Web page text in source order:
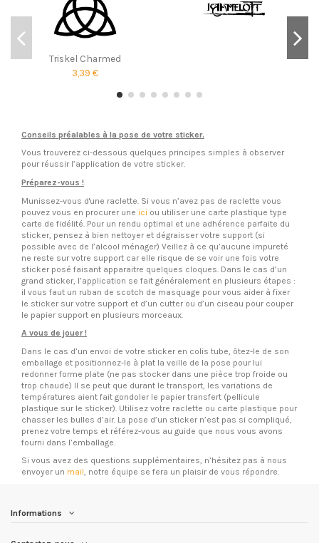
Triskel Charmed
3,39 €
Conseils préalables à la pose de votre sticker.
Vous trouverez ci-dessous quelques principes simples à observer
pour réussir l’application de votre sticker.
Préparez-vous !
Munissez-vous d'une raclette. Si vous n’avez pas de raclette vous
pouvez vous en procurer une ici ou utiliser une carte plastique type
carte de fidélité. Pour un rendu optimal et une adhérence parfaite du
sticker, pensez à bien nettoyer et dégraisser votre support (si
possible avec de l’alcool ménager) Veillez à ce qu’aucune impureté
ne reste sur votre support car elle risque de se voir une fois votre
sticker posé faisant apparaitre quelques cloques. Dans le cas d’un
grand sticker, l’application se fait généralement en plusieurs étapes :
il vous faut un ruban de scotch de masquage pour vous aider à fixer
le sticker sur votre support et d’un cutter ou d’un ciseau pour couper
le papier support en plusieurs morceaux.
A vous de jouer !
Dans le cas d’un envoi de votre sticker en colis tube, ôtez-le de son
emballage et positionnez-le à plat la veille de la pose pour lui
redonner forme plate (ne pas stocker dans une pièce trop froide ou
trop chaude) Il se peut que durant le transport, les variations de
températures aient fait gondoler le papier transfert (pellicule
plastique sur le sticker). Utilisez votre raclette ou carte plastique pour
chasser les bulles d’air. La pose d’un sticker n’est pas si compliqué,
prenez votre temps et référez-vous au guide que nous vous avons
fourni dans l’emballage.
Si vous avez des questions supplémentaires, n’hésitez pas à nous
envoyer un mail, notre équipe se fera un plaisir de vous répondre.
Informations